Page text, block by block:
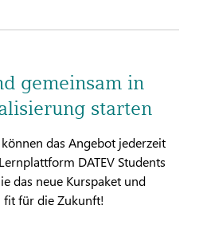
gemeinsam in
starten
das Angebot jederzeit
DATEV Students
das neue Kurspaket und
fit für die Zukunft!